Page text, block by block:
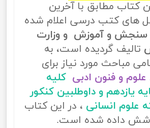
کتاب مطابق با آخرین
های کتب درسی اعلام شده
سنجش و آموزش و وزارت
تالیف گردیده است، به
مباحث مورد نیاز برای
و فنون ادبی کلیه
یازدهم و داوطلبین کنکور
علوم انسانی ، در این کتاب
داده شده است.